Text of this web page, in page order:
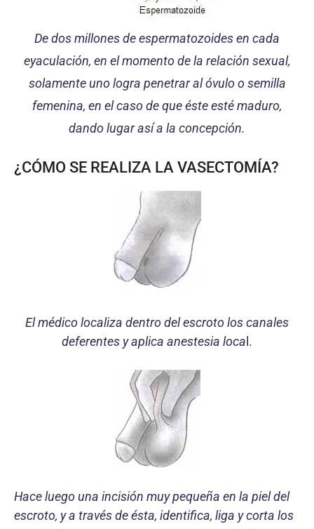
De dos millones de espermatozoides en cada
eyaculación, en el momento de la relación sexual,
solamenteunologra penetrar al óvulo o semilla
femenina, en el caso de que éste esté maduro,
dando lugar así a la concepción.
¿CÓMO SE REALIZA LA VASECTOMÍA?
El médico localiza dentro del escroto los canales
deferentes y aplica anestesia loca l.
Hace luego una incisión muy pequeña en la piel del
escroto, y a través de ésta, identifica, liga y corta los